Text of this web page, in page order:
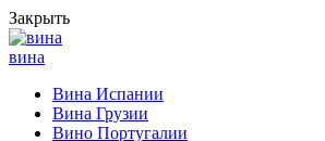
Закрыть
вина
Вина Испании
Вина Грузии
Вино Португалии